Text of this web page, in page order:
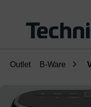
Outlet B-Ware
Bildergalerie